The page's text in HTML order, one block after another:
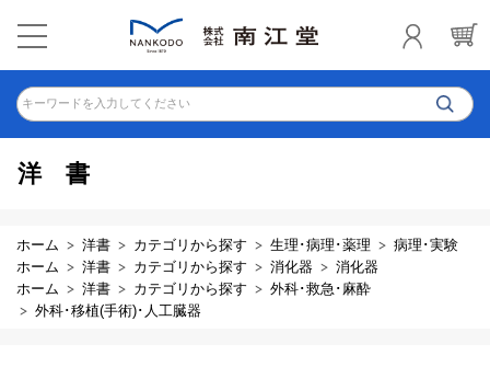
キーワードを入力してください
洋書
ホーム 洋書 カテゴリから探す 生理･病理･薬理
病理･実験
ホーム
洋書 カテゴリから探す 消化器
消化器
ホーム
洋書 カテゴリから探す
外科･救急･麻酔
外科･移植(手術)･人工臓器